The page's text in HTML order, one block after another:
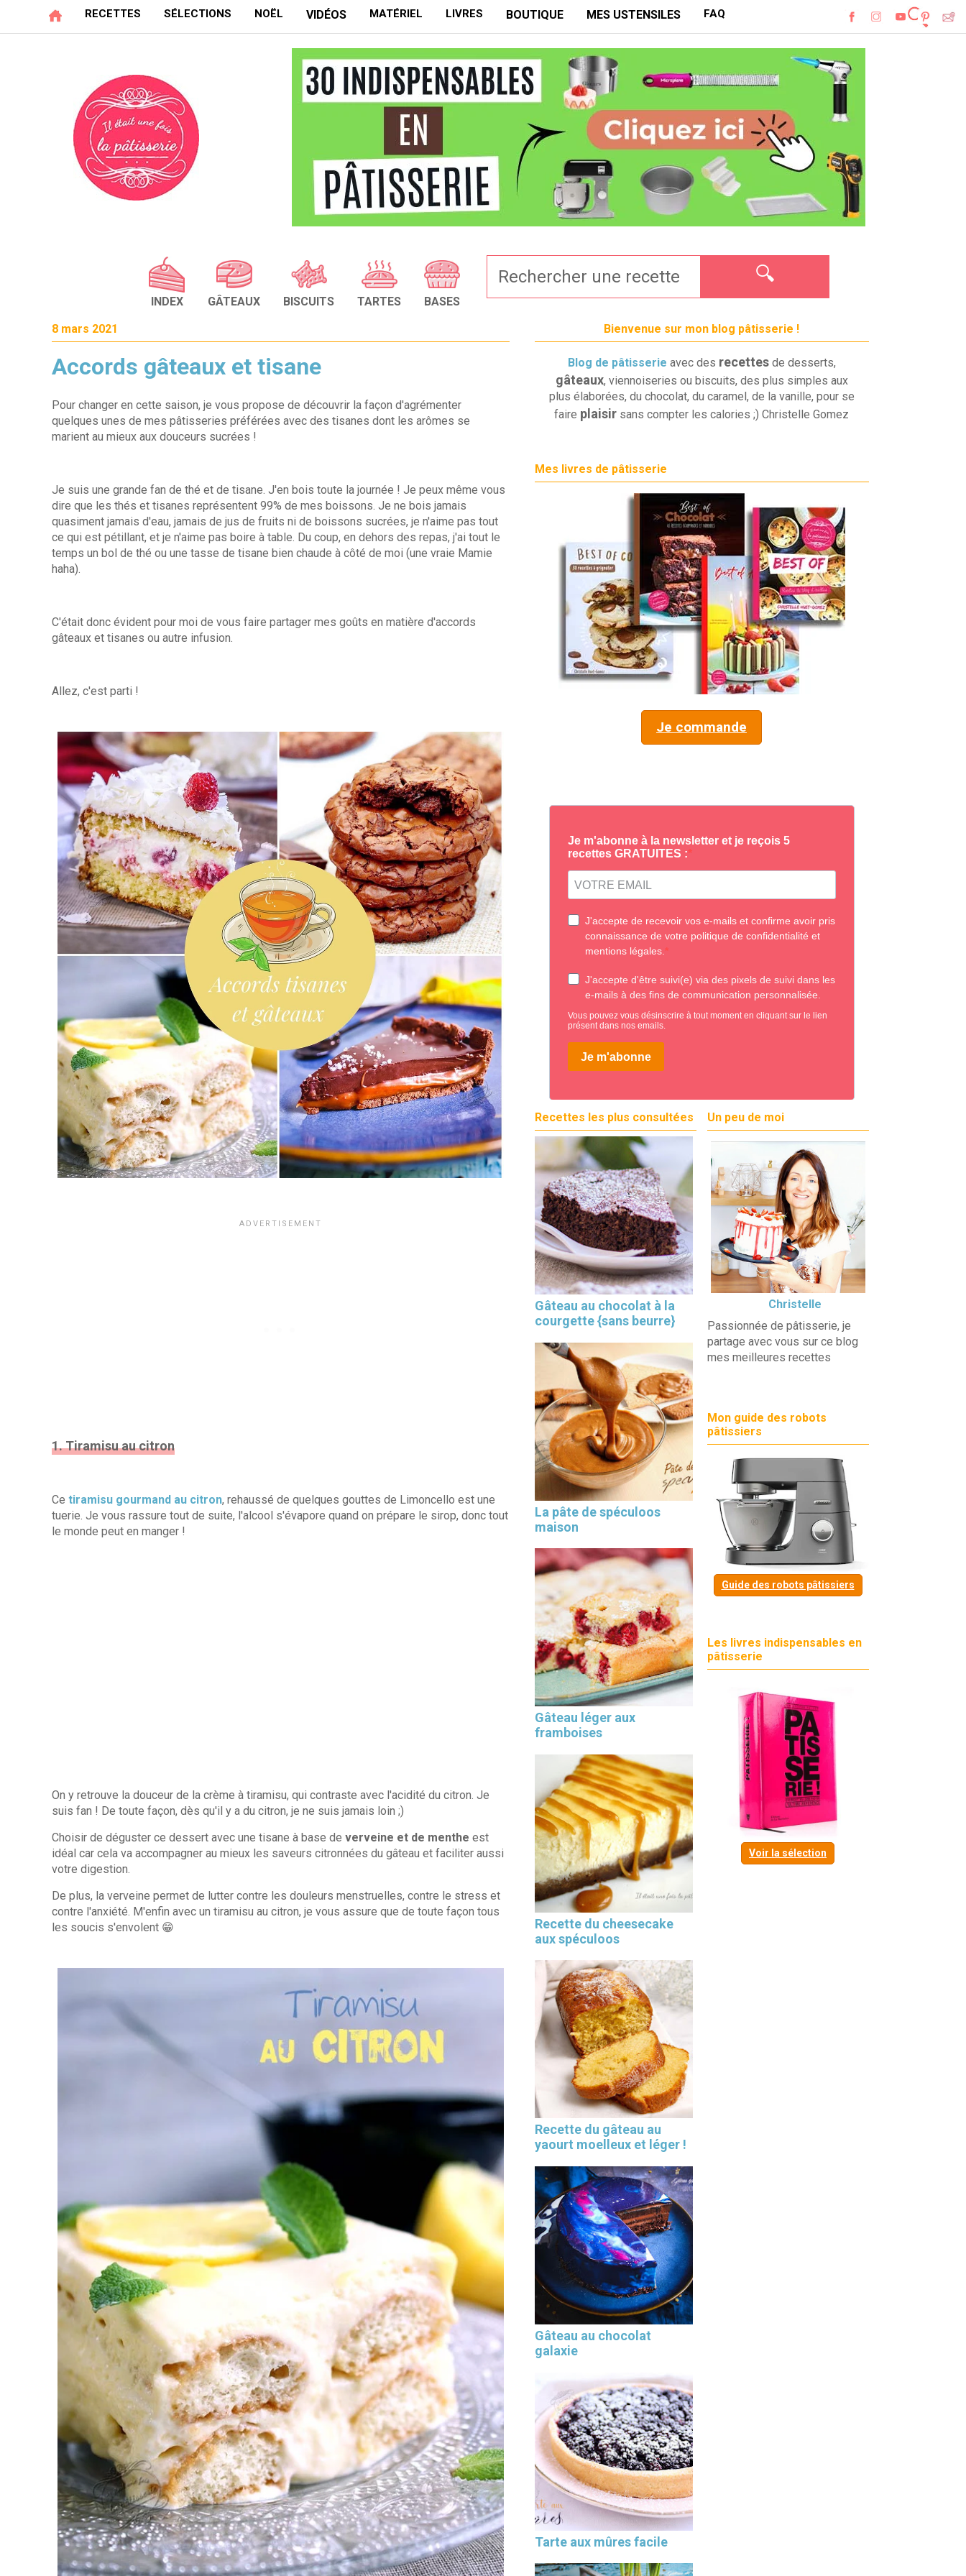
RECETTES SÉLECTIONS NOËL VIDÉOS MATÉRIEL LIVRES BOUTIQUE MES USTENSILES FAQ
INDEX GÂTEAUX BISCUITS TARTES BASES
🔍
8 mars 2021
Accords gâteaux et tisane
Pour changer en cette saison, je vous propose de découvrir la façon d'agrémenter
quelques unes de mes pâtisseries préférées avec des tisanes dont les arômes se
marient au mieux aux douceurs sucrées !
Je suis une grande fan de thé et de tisane. J'en bois toute la journée ! Je peux même vous
dire que les thés et tisanes représentent 99% de mes boissons. Je ne bois jamais
quasiment jamais d'eau, jamais de jus de fruits ni de boissons sucrées, je n'aime pas tout
ce qui est pétillant, et je n'aime pas boire à table. Du coup, en dehors des repas, j'ai tout le
temps un bol de thé ou une tasse de tisane bien chaude à côté de moi (une vraie Mamie
haha).
C'était donc évident pour moi de vous faire partager mes goûts en matière d'accords
gâteaux et tisanes ou autre infusion.
Allez, c'est parti !
1. Tiramisu au citron
Ce tiramisu gourmand au citron, rehaussé de quelques gouttes de Limoncello est une
tuerie. Je vous rassure tout de suite, l'alcool s'évapore quand on prépare le sirop, donc tout
le monde peut en manger !
On y retrouve la douceur de la crème à tiramisu, qui contraste avec l'acidité du citron. Je
suis fan ! De toute façon, dès qu'il y a du citron, je ne suis jamais loin ;)
Choisir de déguster ce dessert avec une tisane à base de verveine et de menthe est
idéal car cela va accompagner au mieux les saveurs citronnées du gâteau et faciliter aussi
votre digestion.
De plus, la verveine permet de lutter contre les douleurs menstruelles, contre le stress et
contre l'anxiété. M'enfin avec un tiramisu au citron, je vous assure que de toute façon tous
les soucis s'envolent 😁
Bienvenue sur mon blog pâtisserie !
Blog de pâtisserie avec des recettes de desserts,
gâteaux, viennoiseries ou biscuits, des plus simples aux
plus élaborées, du chocolat, du caramel, de la vanille, pour se
faire plaisir sans compter les calories ;) Christelle Gomez
Mes livres de pâtisserie
Je commande
Recettes les plus consultées
Gâteau au chocolat à la
courgette {sans beurre}
La pâte de spéculoos
maison
Gâteau léger aux
framboises
Recette du cheesecake
aux spéculoos
Recette du gâteau au
yaourt moelleux et léger !
Gâteau au chocolat
galaxie
Tarte aux mûres facile
Un peu de moi
Christelle
Passionnée de pâtisserie, je
partage avec vous sur ce blog
mes meilleures recettes
Mon guide des robots
pâtissiers
Guide des robots pâtissiers
Les livres indispensables en
pâtisserie
Voir la sélection
×
Les 30 outils indispensables
EN PÂTISSERIE